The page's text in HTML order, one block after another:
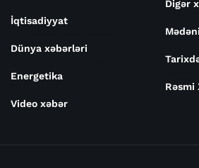
İqtisadiyyat
Dünya xəbərləri
Energetika
Video xəbər
Digər
Rəsmi